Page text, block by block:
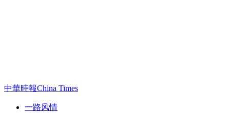
中華時報China Times
一路风情